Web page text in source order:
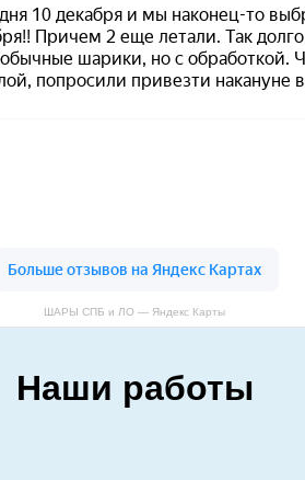
ШАРЫ СПБ и ЛО — Яндекс Карты
Наши работы